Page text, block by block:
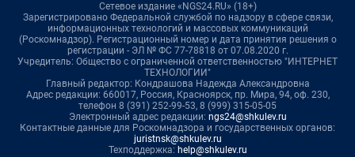
Сетевое издание «NGS24.RU» (18+)
Зарегистрировано Федеральной службой по надзору в сфере связи,
информационных технологий и массовых коммуникаций
(Роскомнадзор). Регистрационный номер и дата принятия решения о
регистрации - ЭЛ № ФС 77-78818 от 07.08.2020 г.
Учредитель: Общество с ограниченной ответственностью "ИНТЕРНЕТ
ТЕХНОЛОГИИ"
Главный редактор: Кондрашова Надежда Александровна
Адрес редакции: 660017, Россия, Красноярск, пр. Мира, 94, оф. 230,
телефон 8 (391) 252-99-53, 8 (999) 315-05-05
Электронный адрес редакции: ngs24@shkulev.ru
Контактные данные для Роскомнадзора и государственных органов:
juristnsk@shkulev.ru
Техподдержка: help@shkulev.ru